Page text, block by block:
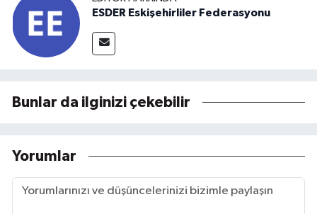
ESDER Eskişehirliler Federasyonu
Bunlar da ilginizi çekebilir
Yorumlar